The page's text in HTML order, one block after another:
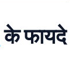
के फायदे